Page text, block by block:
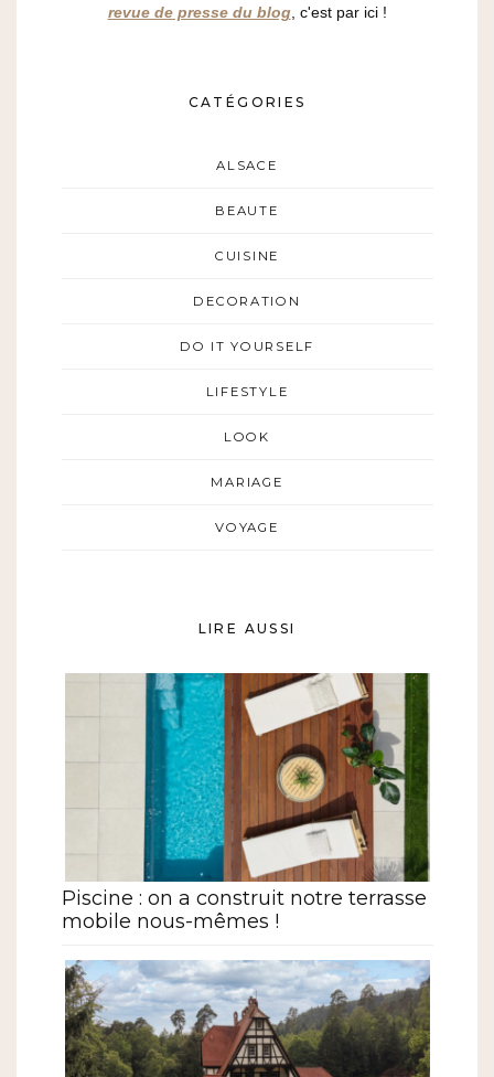
revue de presse du blog, c'est par ici !
CATÉGORIES
ALSACE
BEAUTE
CUISINE
DECORATION
DO IT YOURSELF
LIFESTYLE
LOOK
MARIAGE
VOYAGE
LIRE AUSSI
Piscine : on a construit notre terrasse
mobile nous-mêmes !